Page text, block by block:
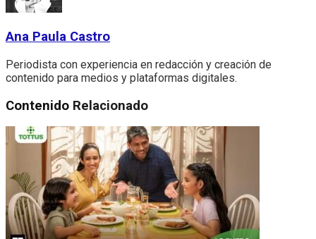
Ana Paula Castro
Periodista con experiencia en redacción y creación de
contenido para medios y plataformas digitales.
Contenido Relacionado